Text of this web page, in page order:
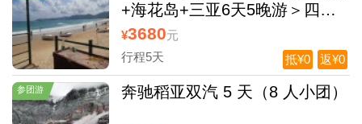
+海花岛+三亚6天5晚游＞四川
独立发团，入住一晚海花岛欧堡
酒店
¥3680元
行程5天
返¥0
抵¥0
参团游 奔驰稻亚双汽 5 天（8 人小团）